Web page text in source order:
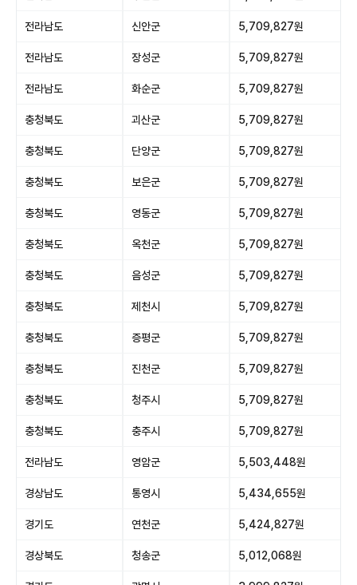
전라남도 신안군 5,709,827원
전라남도 장성군 5,709,827원
전라남도 화순군 5,709,827원
충청북도 괴산군 5,709,827원
충청북도 단양군 5,709,827원
충청북도 보은군 5,709,827원
충청북도 영동군 5,709,827원
충청북도 옥천군 5,709,827원
충청북도 음성군 5,709,827원
충청북도 제천시 5,709,827원
충청북도 증평군 5,709,827원
충청북도 진천군 5,709,827원
충청북도 청주시 5,709,827원
충청북도 충주시 5,709,827원
전라남도 영암군 5,503,448원
경상남도 통영시 5,434,655원
경기도 연천군 5,424,827원
경상북도 청송군 5,012,068원